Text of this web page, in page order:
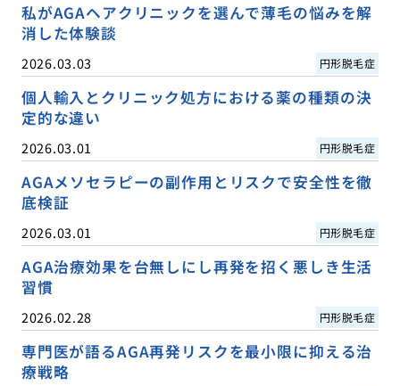
私がAGAヘアクリニックを選んで薄毛の悩みを解
消した体験談
2026.03.03 円形脱毛症
個人輸入とクリニック処方における薬の種類の決
定的な違い
2026.03.01 円形脱毛症
AGAメソセラピーの副作用とリスクで安全性を徹
底検証
2026.03.01 円形脱毛症
AGA治療効果を台無しにし再発を招く悪しき生活
習慣
2026.02.28 円形脱毛症
専門医が語るAGA再発リスクを最小限に抑える治
療戦略